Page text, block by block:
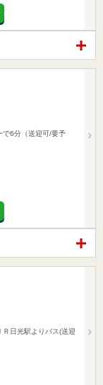
で6分（送迎可/要予
日光駅よりバス(送迎